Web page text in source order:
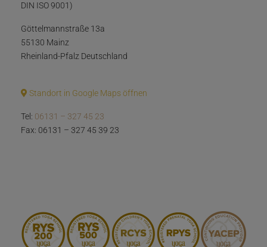
DIN ISO 9001)
Göttelmannstraße 13a
55130 Mainz
Rheinland-Pfalz Deutschland
Standort in Google Maps öffnen
Tel: 06131 – 327 45 23
Fax: 06131 – 327 45 39 23